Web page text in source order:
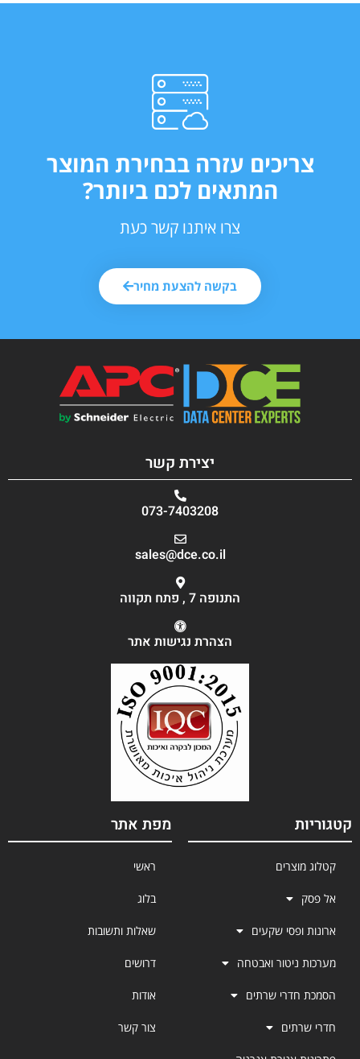
צריכים עזרה בבחירת המוצר
המתאים לכם ביותר?
צרו איתנו קשר כעת
בקשה להצעת מחיר
יצירת קשר
073-7403208
sales@dce.co.il
התנופה 7 , פתח תקווה
הצהרת נגישות אתר
קטגוריות
קטלוג מוצרים
אל פסק
ארונות ופסי שקעים
מערכות ניטור ואבטחה
הסמכת חדרי שרתים
חדרי שרתים
מפת אתר
ראשי
בלוג
שאלות ותשובות
דרושים
אודות
צור קשר